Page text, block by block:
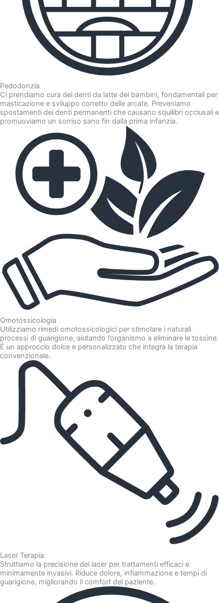
Pedodonzia
Ci prendiamo cura dei denti da latte dei bambini, fondamentali per
masticazione e sviluppo corretto delle arcate. Preveniamo
spostamenti dei denti permanenti che causano squilibri occlusali e
promuoviamo un sorriso sano fin dalla prima infanzia.
Omotossicologia
Utilizziamo rimedi omotossicologici per stimolare i naturali
processi di guarigione, aiutando l’organismo a eliminare le tossine.
È un approccio dolce e personalizzato che integra la terapia
convenzionale.
Laser Terapia
Sfruttiamo la precisione del laser per trattamenti efficaci e
minimamente invasivi. Riduce dolore, infiammazione e tempi di
guarigione, migliorando il comfort del paziente.